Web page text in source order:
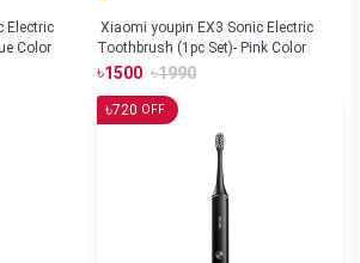
Electric
Color
Toothbrush (1pc Set)- Pink Color
৳1500 ৳1990
৳720 OFF